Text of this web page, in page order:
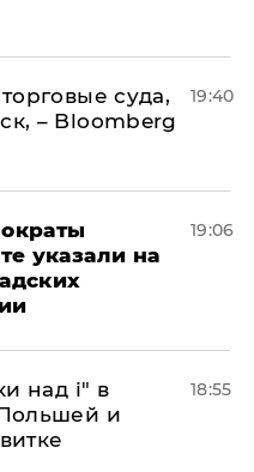
суда,
– Bloomberg
19:40
указали на
19:06
над і" в
и
18:55